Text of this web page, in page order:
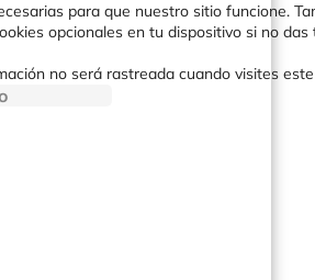
para que nuestro sitio funcione.
opcionales en tu dispositivo si no
no será rastreada cuando visites